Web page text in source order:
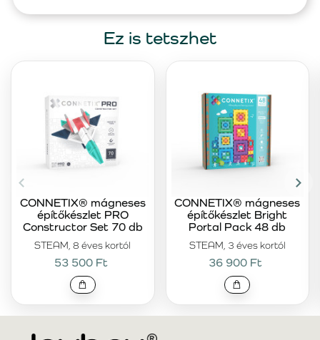
Ez is tetszhet
STEAM, 8 éves kortól
CONNETIX® mágneses
építőkészlet PRO
Constructor Set 70 db
53 500 Ft
STEAM, 3 éves kortól
CONNETIX® mágneses
építőkészlet Bright
Portal Pack 48 db
36 900 Ft